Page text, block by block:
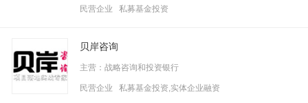
民营企业 私募基金投资
贝岸咨询
主营：战略咨询和投资银行
民营企业 私募基金投资,实体企业融资